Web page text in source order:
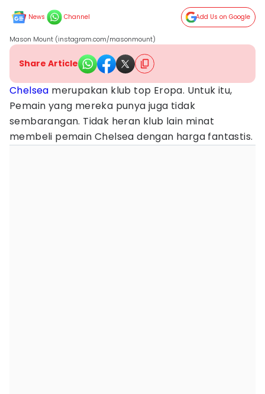
News Channel Add Us on Google
Mason Mount (instagram.com/masonmount)
Share Article
Chelsea merupakan klub top Eropa. Untuk itu,
Pemain yang mereka punya juga tidak
sembarangan. Tidak heran klub lain minat
membeli pemain Chelsea dengan harga fantastis.